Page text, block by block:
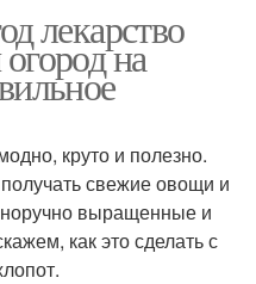
лекарство
на
круто и полезно.
свежие овощи и
выращенные и
как это сделать с